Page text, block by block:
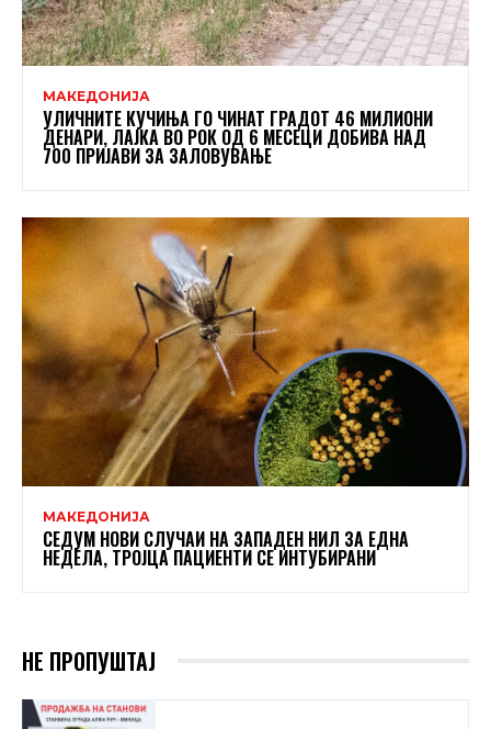
МАКЕДОНИЈА
УЛИЧНИТЕ КУЧИЊА ГО ЧИНАТ ГРАДОТ 46 МИЛИОНИ
ДЕНАРИ, ЛАЈКА ВО РОК ОД 6 МЕСЕЦИ ДОБИВА НАД
700 ПРИЈАВИ ЗА ЗАЛОВУВАЊЕ
МАКЕДОНИЈА
СЕДУМ НОВИ СЛУЧАИ НА ЗАПАДЕН НИЛ ЗА ЕДНА
НЕДЕЛА, ТРОЈЦА ПАЦИЕНТИ СЕ ИНТУБИРАНИ
НЕ ПРОПУШТАЈ